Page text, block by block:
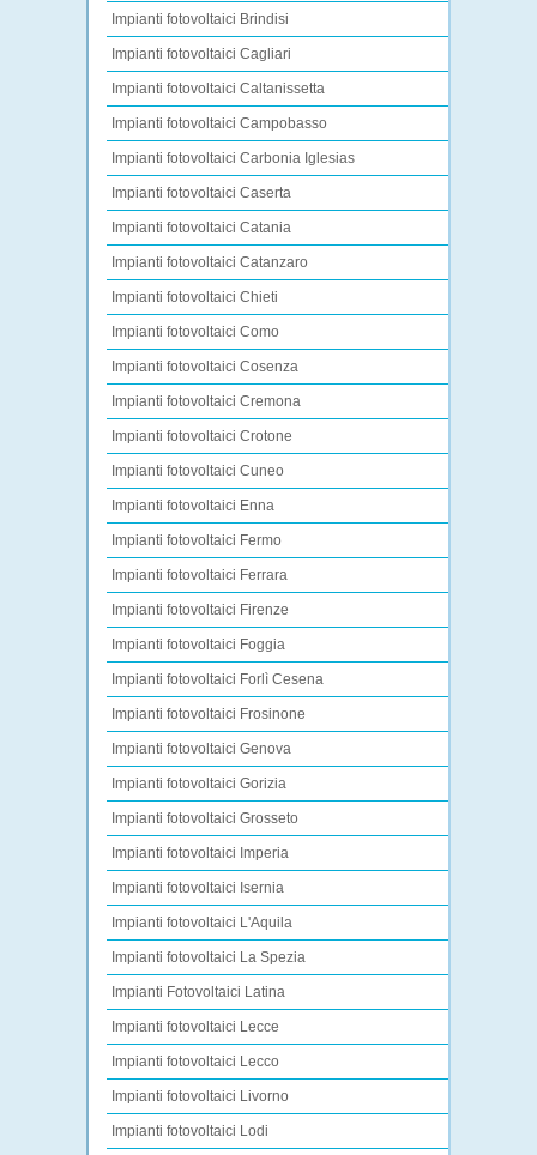
Impianti fotovoltaici Brindisi
Impianti fotovoltaici Cagliari
Impianti fotovoltaici Caltanissetta
Impianti fotovoltaici Campobasso
Impianti fotovoltaici Carbonia Iglesias
Impianti fotovoltaici Caserta
Impianti fotovoltaici Catania
Impianti fotovoltaici Catanzaro
Impianti fotovoltaici Chieti
Impianti fotovoltaici Como
Impianti fotovoltaici Cosenza
Impianti fotovoltaici Cremona
Impianti fotovoltaici Crotone
Impianti fotovoltaici Cuneo
Impianti fotovoltaici Enna
Impianti fotovoltaici Fermo
Impianti fotovoltaici Ferrara
Impianti fotovoltaici Firenze
Impianti fotovoltaici Foggia
Impianti fotovoltaici Forlì Cesena
Impianti fotovoltaici Frosinone
Impianti fotovoltaici Genova
Impianti fotovoltaici Gorizia
Impianti fotovoltaici Grosseto
Impianti fotovoltaici Imperia
Impianti fotovoltaici Isernia
Impianti fotovoltaici L'Aquila
Impianti fotovoltaici La Spezia
Impianti Fotovoltaici Latina
Impianti fotovoltaici Lecce
Impianti fotovoltaici Lecco
Impianti fotovoltaici Livorno
Impianti fotovoltaici Lodi